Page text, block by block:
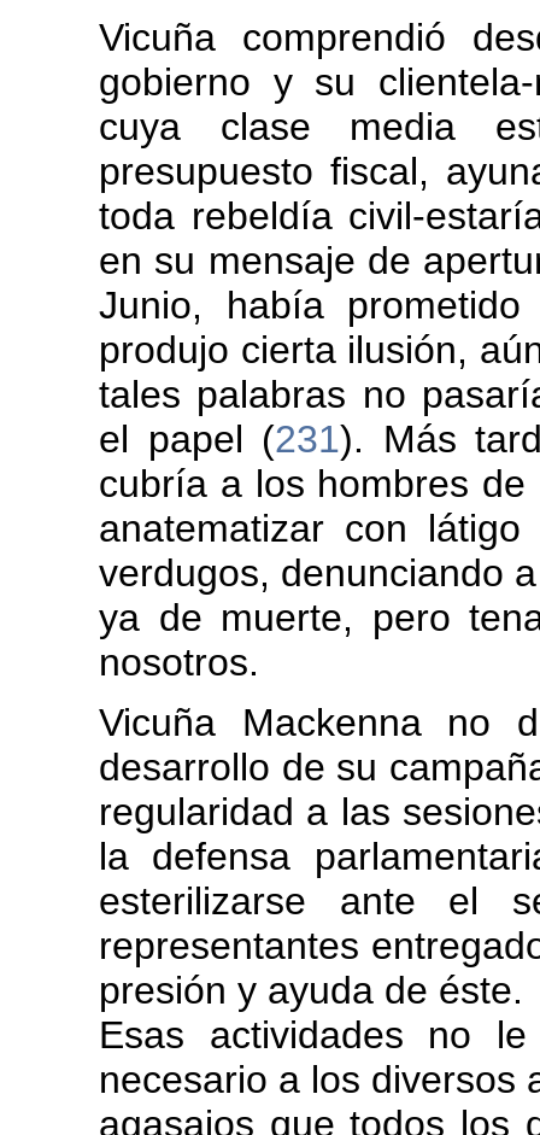
Vicuña comprendió
gobierno y su
cuya clase media
presupuesto fiscal,
toda rebeldía civil-
en su mensaje de
Junio, había
produjo cierta ilusión,
tales palabras no
el papel (231). Más
cubría a los hombres
anatematizar con
verdugos, denunciando
ya de muerte, pero
nosotros.
Vicuña Mackenna no
desarrollo de su
regularidad a las
la defensa
esterilizarse ante el
representantes
presión y ayuda de éste.
Esas actividades no
necesario a los diversos
agasajos que todos los